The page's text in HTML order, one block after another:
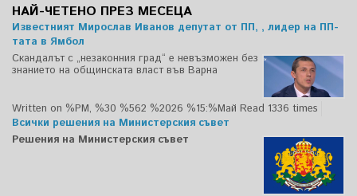
НАЙ-ЧЕТЕНО ПРЕЗ МЕСЕЦА
Известният Мирослав Иванов депутат от ПП, , лидер на ПП-
тата в Ямбол
Скандалът с „незаконния град“ е невъзможен без
знанието на общинската власт във Варна
Written on %PM, %30 %562 %2026 %15:%Май Read 1336 times
Всички решения на Министерския съвет
Решения на Министерския съвет